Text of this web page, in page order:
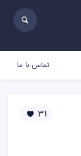
تماس با ما
31